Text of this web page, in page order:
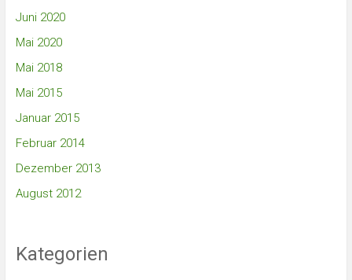
Juni 2020
Mai 2020
Mai 2018
Mai 2015
Januar 2015
Februar 2014
Dezember 2013
August 2012
Kategorien